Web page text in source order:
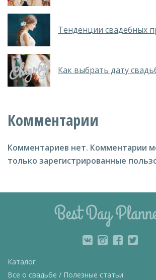
Тенденции свадебных
Как выбрать дату
Комментарии
Комментариев нет. Комментарии
только зарегистрированные
Каталог
Все о свадьбе / Полезные статьи